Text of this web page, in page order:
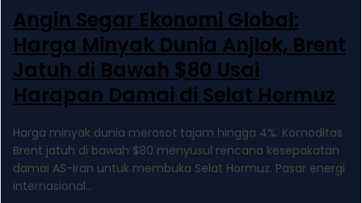
Angin Segar Ekonomi Global:
Harga Minyak Dunia Anjlok, Brent
Jatuh di Bawah $80 Usai
Harapan Damai di Selat Hormuz
Harga minyak dunia merosot tajam hingga 4%. Komoditas
Brent jatuh di bawah $80 menyusul rencana kesepakatan
damai AS-Iran untuk membuka Selat Hormuz. Pasar energi
internasional...